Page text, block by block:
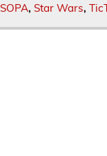
SOPA, Star Wars,